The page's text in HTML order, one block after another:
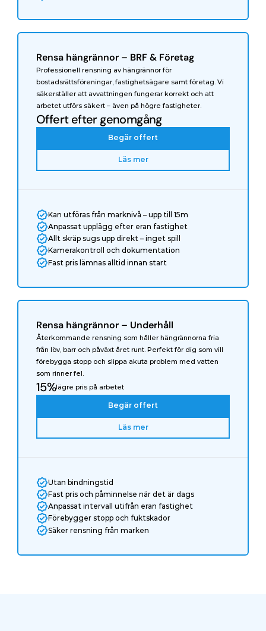
Rensa hängrännor – BRF & Företag
Professionell rensning av hängrännor för
bostadsrättsföreningar, fastighetsägare samt företag. Vi
säkerställer att avvattningen fungerar korrekt och att
arbetet utförs säkert – även på högre fastigheter.
Offert efter genomgång
Begär offert
Läs mer
Kan utföras från marknivå – upp till 15m
Anpassat upplägg efter eran fastighet
Allt skräp sugs upp direkt – inget spill
Kamerakontroll och dokumentation
Fast pris lämnas alltid innan start
Rensa hängrännor – Underhåll
Återkommande rensning som håller hängrännorna fria
från löv, barr och påväxt året runt. Perfekt för dig som vill
förebygga stopp och slippa akuta problem med vatten
som rinner fel.
15%lägre pris på arbetet
Begär offert
Läs mer
Utan bindningstid
Fast pris och påminnelse när det är dags
Anpassat intervall utifrån eran fastighet
Förebygger stopp och fuktskador
Säker rensning från marken